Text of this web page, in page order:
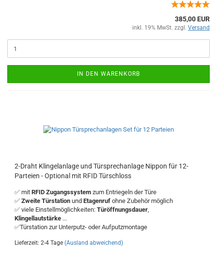
385,00 EUR
inkl. 19% MwSt. zzgl. Versand
IN DEN WARENKORB
2-Draht Klingelanlage und Türsprechanlage Nippon für 12-
Parteien - Optional mit RFID Türschloss
✅ mit RFID Zugangssystem zum Entriegeln der Türe
✅ Zweite Türstation und Etagenruf ohne Zubehör möglich
✅ viele Einstellmöglichkeiten: Türöffnungsdauer,
Klingellautstärke ...
✅Türstation zur Unterputz- oder Aufputzmontage
Lieferzeit: 2-4 Tage (Ausland abweichend)